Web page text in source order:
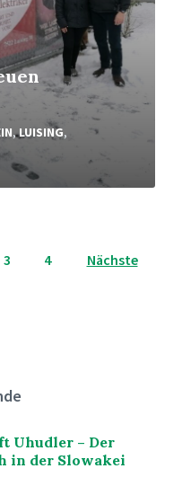
,LUISING,
3 4 Nächste
Uhudler – Der
in der Slowakei